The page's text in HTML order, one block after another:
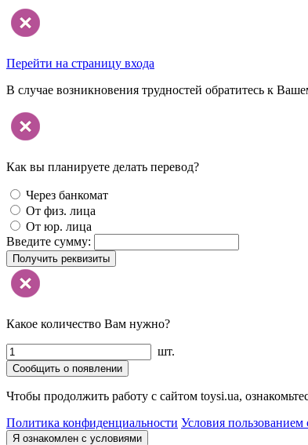
Перейти на страницу входа
В случае возникновения трудностей обратитесь к
Как вы планируете делать перевод?
Через банкомат
От физ. лица
От юр. лица
Введите сумму:
Получить реквизиты
Какое количество Вам нужно?
шт.
Сообщить о появлении
Чтобы продолжить работу с сайтом toysi.ua,
Политика конфиденциальности Условия пользованием
Я ознакомлен с условиями